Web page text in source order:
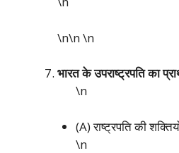
\n\n\n
भारत के उपराष्ट्रपति का
\n
(A) राष्ट्रपति की
\n